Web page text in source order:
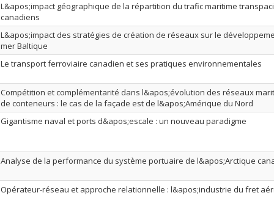
L&apos;impact géographique de la répartition du trafic maritime
canadiens
L&apos;impact des stratégies de création de réseaux sur le
mer Baltique
Le transport ferroviaire canadien et ses pratiques environnementales
Compétition et complémentarité dans l&apos;évolution des réseaux
de conteneurs : le cas de la façade est de l&apos;Amérique du Nord
Gigantisme naval et ports d&apos;escale : un nouveau paradigme
Analyse de la performance du système portuaire de l&apos;Arctique
Opérateur-réseau et approche relationnelle : l&apos;industrie du fret